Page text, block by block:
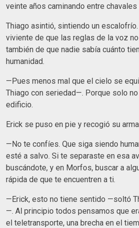
veinte años caminando entre
​Thiago asintió, sintiendo un
viviente de que las reglas de la voz
también de que nadie sabía cuánto
humanidad.
​—Pues menos mal que el cielo se
Thiago con seriedad—. Porque solo
edificio.
​Erick se puso en pie y recogió su
—No te confíes. Que siga siendo
esté a salvo. Si te separaste en esa
buscándote, y en Morfos, buscar a
rápida de que te encuentren a ti.
—Erick, esto no tiene sentido —soltó
—. Al principio todos pensamos que
el teletransporte, una brecha en el